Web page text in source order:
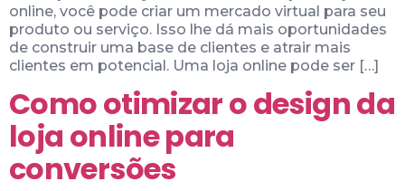
online, você pode criar um mercado virtual para seu
produto ou serviço. Isso lhe dá mais oportunidades
de construir uma base de clientes e atrair mais
clientes em potencial. Uma loja online pode ser […]
Como otimizar o design da
loja online para
conversões